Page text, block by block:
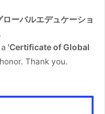
ーバルエデュケーショ
'Certificate of Global
Thank you.